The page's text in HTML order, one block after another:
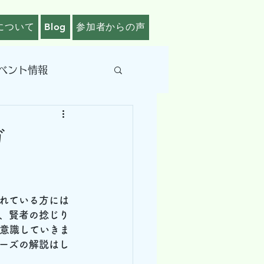
ついて Blog 参加者からの声
ント情報
ている方には
賢者の捻じり
識していきま
ズの解説はし